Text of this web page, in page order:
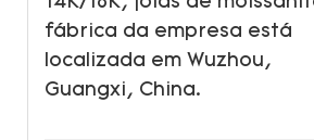
fábrica da empresa está
localizada em Wuzhou,
Guangxi, China.